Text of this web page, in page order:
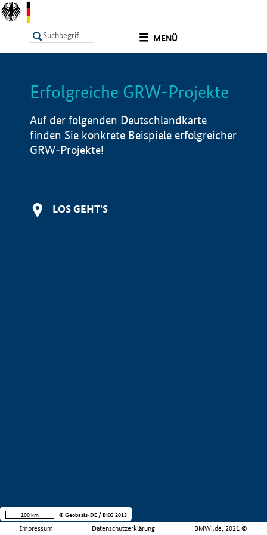
MENÜ
LISTE Info
Erfolgreiche GRW-Projekte
Auf der folgenden Deutschlandkarte
finden Sie konkrete Beispiele erfolgreicher
GRW-Projekte!
LOS GEHT'S
Impressum Datenschutzerklärung BMWi.de, 2021 ©
100 km © Geobasis-DE / BKG 2015